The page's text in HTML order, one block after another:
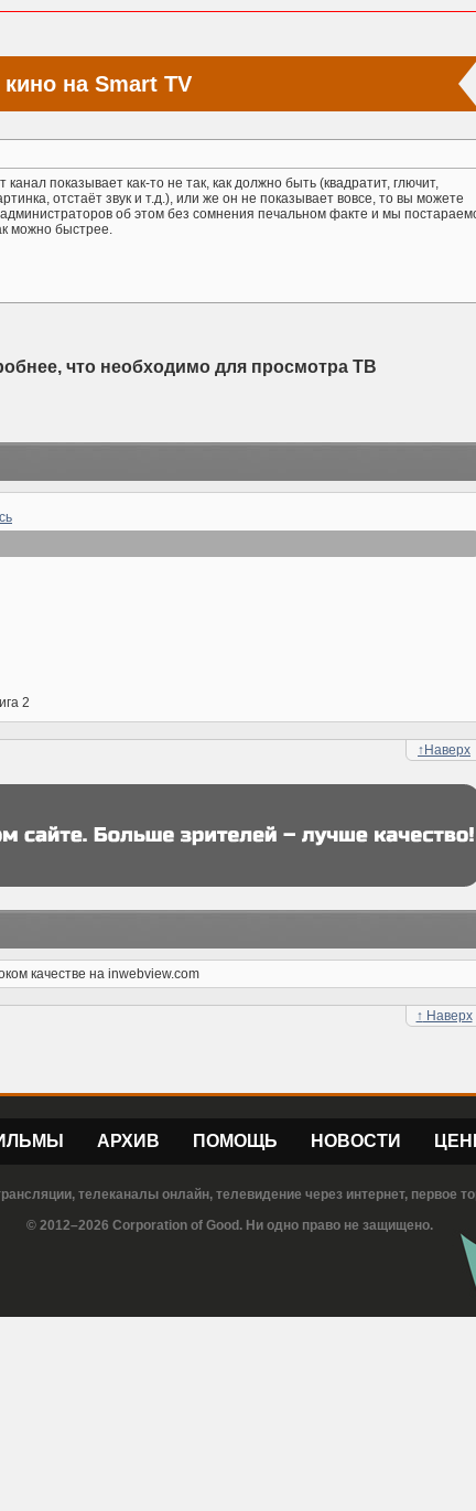
на Smart TV
канал показывает как-то не так, как должно быть (квадратит, глючит,
отстаёт звук и т.д.), или же он не показывает вовсе, то вы можете
об этом без сомнения печальном факте и мы
можно быстрее.
что необходимо для просмотра ТВ
2
↑ Наверх
качестве на inwebview.com
↑ Наверх
АРХИВ ПОМОЩЬ НОВОСТИ
телеканалы онлайн, телевидение через интернет, первое
© 2012–2026 Corporation of Good. Ни одно право не защищено.